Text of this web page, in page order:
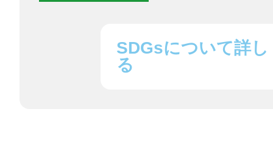
SDGsについて詳し
る
滋賀県